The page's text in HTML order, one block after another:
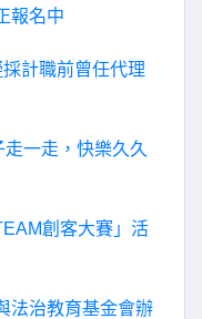
報名中
計職前曾任代理
走一走，快樂久久
創客大賽」活
法治教育基金會辦